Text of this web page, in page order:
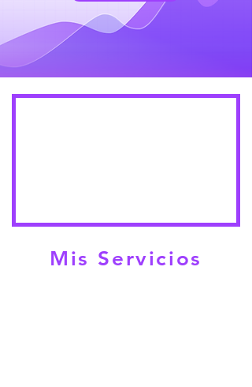
Mis Servicios